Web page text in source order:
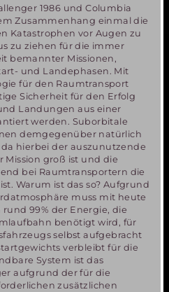
1986 und Columbia
Zusammenhang einmal die
Katastrophen vor Augen zu
zu ziehen für die immer
bemannter Missionen,
und Landephasen. Mit
für den Raumtransport
Sicherheit für den Erfolg
Landungen aus einer
werden. Suborbitale
demgegenüber natürlich
hierbei der auszunutzende
Mission groß ist und die
bei Raumtransportern die
Warum ist das so? Aufgrund
muss mit heute
99% der Energie, die
benötigt wird, für
selbst aufgebracht
verbleibt für die
System ist das
aufgrund der für die
zusätzlichen